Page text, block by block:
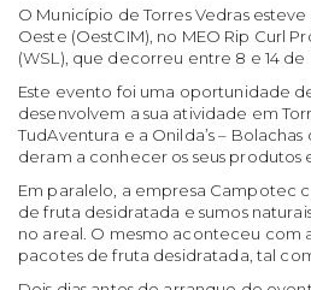
O Município de Torres Vedras
Oeste (OestCIM), no MEO Rip Curl
(WSL), que decorreu entre 8 e 14
Este evento foi uma oportunidade
desenvolvem a sua atividade em
TudAventura e a Onilda’s –
deram a conhecer os seus produtos
Em paralelo, a empresa Campotec
de fruta desidratada e sumos
no areal. O mesmo aconteceu com
pacotes de fruta desidratada, tal